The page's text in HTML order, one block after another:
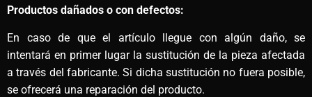
Productos dañados o con defectos:
En caso de que el artículo llegue con algún daño, se
intentará en primer lugar la sustitución de la pieza afectada
a través del fabricante. Si dicha sustitución no fuera posible,
se ofrecerá una reparación del producto.